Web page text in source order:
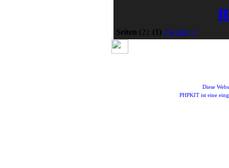
Seiten (2): (1) 2 weiter >
Diese
PHPKIT ist eine